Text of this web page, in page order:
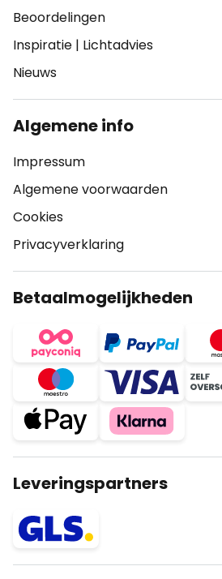
Beoordelingen
Inspiratie | Lichtadvies
Nieuws
Algemene info
Impressum
Algemene voorwaarden
Cookies
Privacyverklaring
Betaalmogelijkheden
Leveringspartners